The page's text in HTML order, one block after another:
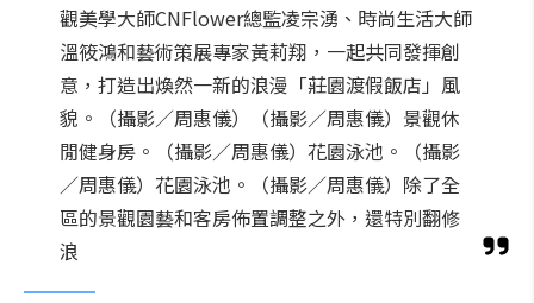
觀美學大師CNFlower總監凌宗湧、時尚生活大師
溫筱鴻和藝術策展專家黃莉翔，一起共同發揮創
意，打造出煥然一新的浪漫「莊園渡假飯店」風
貌。（攝影／周惠儀）（攝影／周惠儀）景觀休
閒健身房。（攝影／周惠儀）花園泳池。（攝影
／周惠儀）花園泳池。（攝影／周惠儀）除了全
區的景觀園藝和客房佈置調整之外，還特別翻修
浪